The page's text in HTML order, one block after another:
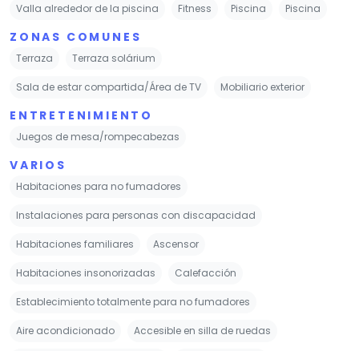
Valla alrededor de la piscina Fitness Piscina Piscina
ZONAS COMUNES
Terraza Terraza solárium
Sala de estar compartida/Área de TV Mobiliario exterior
ENTRETENIMIENTO
Juegos de mesa/rompecabezas
VARIOS
Habitaciones para no fumadores
Instalaciones para personas con discapacidad
Habitaciones familiares Ascensor
Habitaciones insonorizadas Calefacción
Establecimiento totalmente para no fumadores
Aire acondicionado Accesible en silla de ruedas